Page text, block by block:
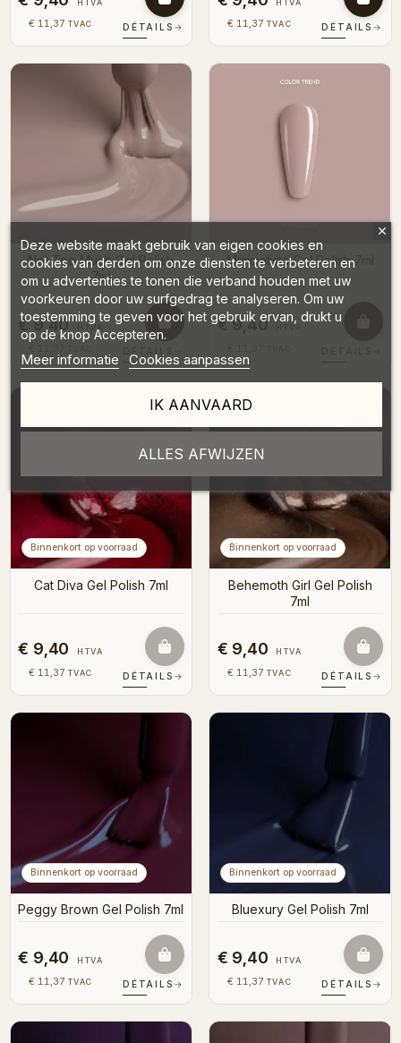
HTVA
€ 11,37 TVAC DÉTAILS →
HTVA
€ 11,37 TVAC DÉTAILS →
Not Too Much Gel Polish
7ml
€ 9,40 HTVA
Minimalista Gel Polish 7ml
€ 9,40 HTVA
Binnenkort op voorraad
Cat Diva Gel Polish 7ml
€ 9,40 HTVA
€ 11,37 TVAC DÉTAILS →
Binnenkort op voorraad
Behemoth Girl Gel Polish
7ml
€ 9,40 HTVA
€ 11,37 TVAC DÉTAILS →
Binnenkort op voorraad
Peggy Brown Gel Polish 7ml
€ 9,40 HTVA
€ 11,37 TVAC DÉTAILS →
Binnenkort op voorraad
Bluexury Gel Polish 7ml
€ 9,40 HTVA
€ 11,37 TVAC DÉTAILS →
Deze website maakt gebruik van eigen cookies en
cookies van derden om onze diensten te verbeteren en
om u advertenties te tonen die verband houden met uw
voorkeuren door uw surfgedrag te analyseren. Om uw
toestemming te geven voor het gebruik ervan, drukt u
op de knop Accepteren.
Meer informatie Cookies aanpassen
ALLES AFWIJZEN
IK AANVAARD